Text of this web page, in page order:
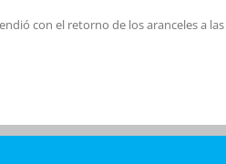
con el retorno de los aranceles a